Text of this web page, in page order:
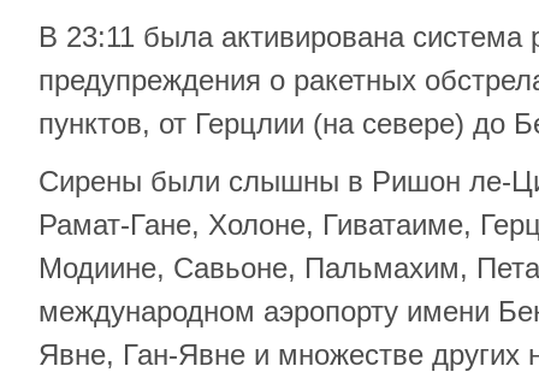
В 23:11 была активирована система
предупреждения о ракетных
пунктов, от Герцлии (на севере) до
Сирены были слышны в Ришон ле-
Рамат-Гане, Холоне, Гиватаиме,
Модиине, Савьоне, Пальмахим,
международном аэропорту имени
Явне, Ган-Явне и множестве других